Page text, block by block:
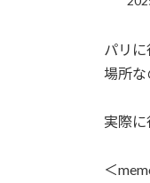
パリ
場所な
実際に
＜